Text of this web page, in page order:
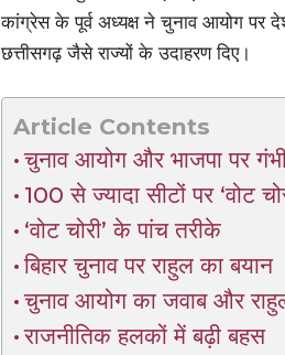
कांग्रेस के पूर्व अध्यक्ष ने चुनाव आयोग पर
छत्तीसगढ़ जैसे राज्यों के उदाहरण दिए।
Article Contents
चुनाव आयोग और भाजपा पर
100 से ज्यादा सीटों पर ‘वोट
‘वोट चोरी’ के पांच तरीके
बिहार चुनाव पर राहुल का बयान
चुनाव आयोग का जवाब और
राजनीतिक हलकों में बढ़ी बहस